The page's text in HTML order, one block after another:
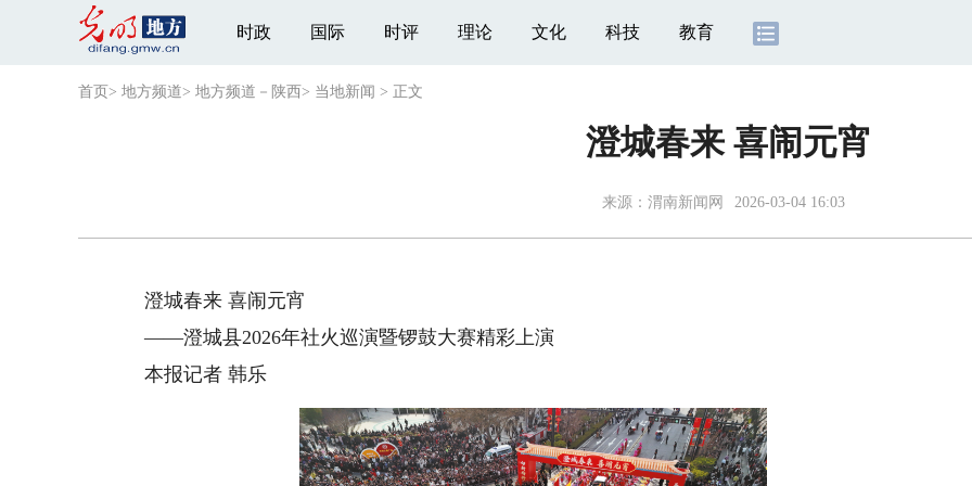
时政 国际 时评 理论 文化 科技 教育
首页 > 地方频道> 地方频道－陕西> 当地新闻 > 正文
澄城春来 喜闹元宵
来源： 渭南新闻网 2026-03-04 16:03
澄城春来 喜闹元宵
——澄城县2026年社火巡演暨锣鼓大赛精彩上演
本报记者 韩乐